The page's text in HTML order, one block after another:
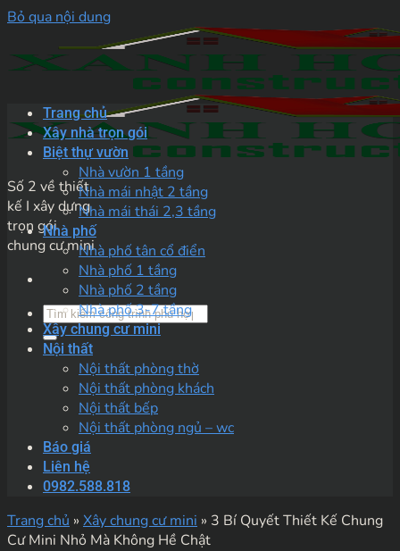
Bỏ qua nội dung
Số 2 về thiết
kế I xây dựng
trọn gói
chung cư mini
Trang chủ
Xây nhà trọn gói
Biệt thự vườn
Nhà vườn 1 tầng
Nhà mái nhật 2 tầng
Nhà mái thái 2,3 tầng
Nhà phố
Nhà phố tân cổ điển
Nhà phố 1 tầng
Nhà phố 2 tầng
Nhà phố 3-7 tầng
Xây chung cư mini
Nội thất
Nội thất phòng thờ
Nội thất phòng khách
Nội thất bếp
Nội thất phòng ngủ – wc
Báo giá
Liên hệ
0982.588.818
Trang chủ » Xây chung cư mini » 3 Bí Quyết Thiết Kế Chung
Cư Mini Nhỏ Mà Không Hề Chật